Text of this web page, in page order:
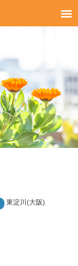
東淀川(大阪)